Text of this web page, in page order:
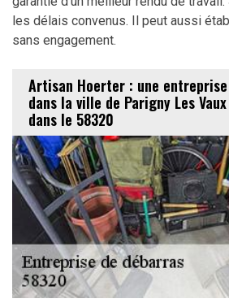
les délais convenus. Il peut aussi
sans engagement.
Artisan Hoerter : une
dans la ville de Parigny Les
dans le 58320